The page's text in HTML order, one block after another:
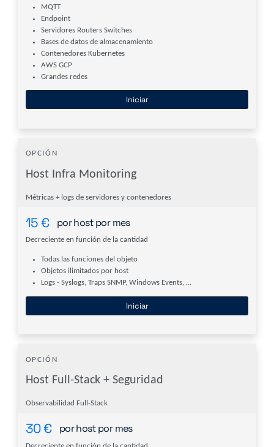
MQTT
Endpoint
Servidores Routers Switches
Bases de datos de almacenamiento
Contenedores Kubernetes
AWS GCP
Grandes redes
Iniciar
OPCIÓN
Host Infra Monitoring
Métricas + logs de servidores y contenedores
15€ por host por mes
Decreciente en función de la cantidad
Todas las funciones del objeto
Objetos ilimitados por host
Logs - Syslogs, Traps SNMP, Windows Events, …
Iniciar
OPCIÓN
Host Full-Stack + Seguridad
Observabilidad Full-Stack
30€ por host por mes